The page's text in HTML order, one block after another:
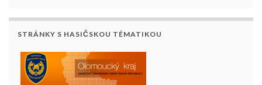
STRÁNKY S HASIČSKOU TÉMATIKOU